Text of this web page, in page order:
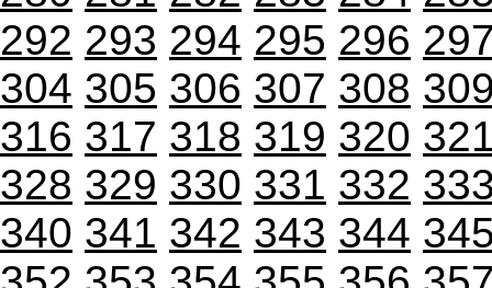
292 293 294 295 296
304 305 306 307 308
316 317 318 319 320
328 329 330 331 332
340 341 342 343 344